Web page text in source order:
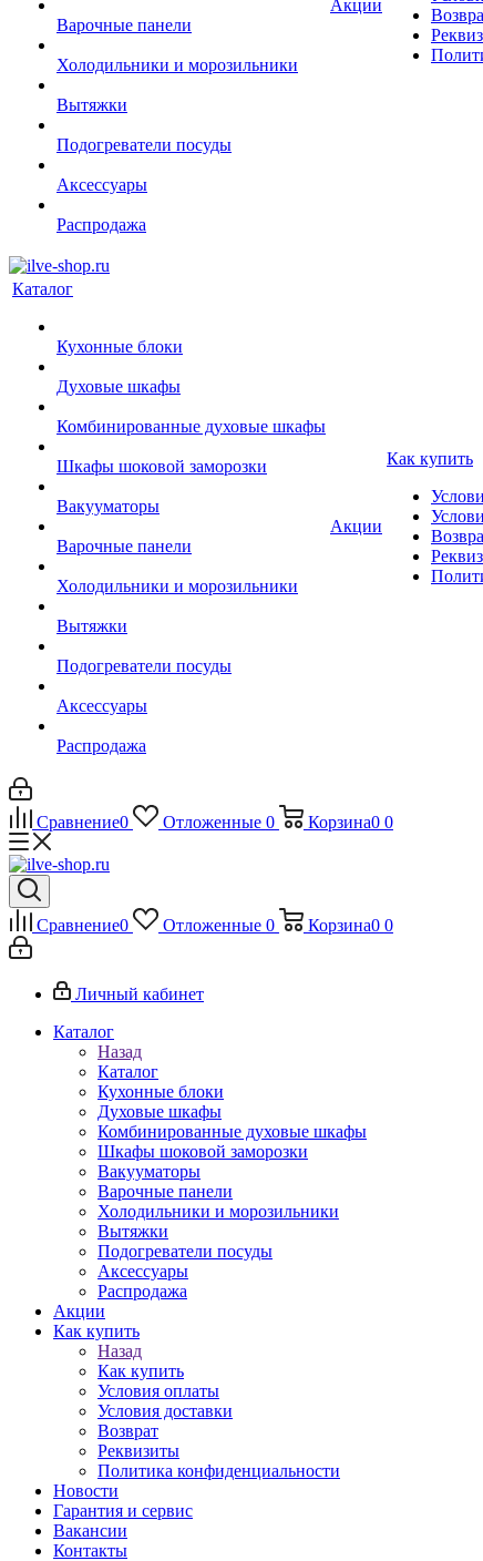
Варочные панели
Холодильники и морозильники
Вытяжки
Подогреватели посуды
Аксессуары
Распродажа
Акции
Каталог
Кухонные блоки
Духовые шкафы
Комбинированные духовые шкафы
Шкафы шоковой заморозки
Вакууматоры
Варочные панели
Холодильники и морозильники
Вытяжки
Подогреватели посуды
Аксессуары
Распродажа
Акции
Как купить
Сравнение0 Отложенные 0 Корзина0 0
Сравнение0 Отложенные 0 Корзина0 0
Личный кабинет
Каталог
Назад
Каталог
Кухонные блоки
Духовые шкафы
Комбинированные духовые шкафы
Шкафы шоковой заморозки
Вакууматоры
Варочные панели
Холодильники и морозильники
Вытяжки
Подогреватели посуды
Аксессуары
Распродажа
Акции
Как купить
Назад
Как купить
Условия оплаты
Условия доставки
Возврат
Реквизиты
Политика конфиденциальности
Новости
Гарантия и сервис
Вакансии
Контакты